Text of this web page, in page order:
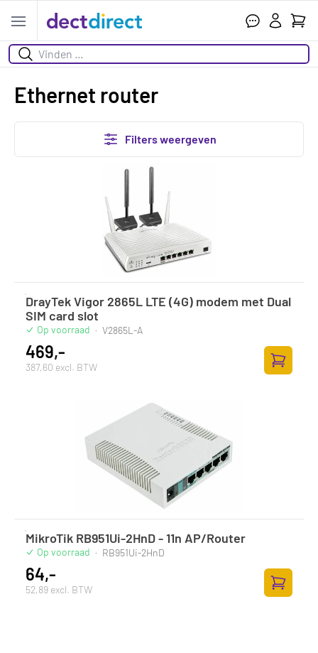
Open menu
Zoeken
Ethernet router
Filters weergeven
DrayTek Vigor 2865L LTE (4G) modem met Dual
SIM card slot
Op voorraad · V2865L-A
469,-
387,60 excl. BTW
MikroTik RB951Ui-2HnD - 11n AP/Router
Op voorraad · RB951Ui-2HnD
64,-
52,89 excl. BTW